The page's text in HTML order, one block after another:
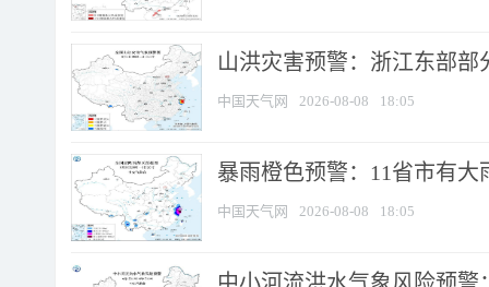
山洪灾害预警：浙江东部
中国天气网 2026-08-08 18:05
暴雨橙色预警：11省市有
中国天气网 2026-08-08 18:05